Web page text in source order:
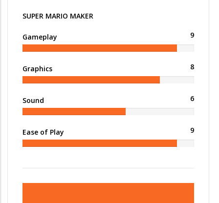
SUPER MARIO MAKER
Gameplay 9
Graphics 8
Sound 6
Ease of Play 9